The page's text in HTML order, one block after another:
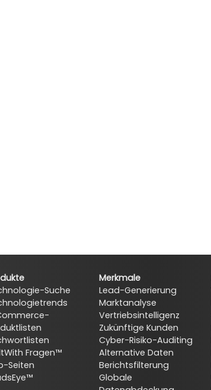
Suche
Fragen™
Seiten
Merkmale
Lead-Generierung
Marktanalyse
Vertriebsintelligenz
Zukünftige Kunden
Cyber-Risiko-Auditing
Alternative Daten
Berichtsfilterung
Globale